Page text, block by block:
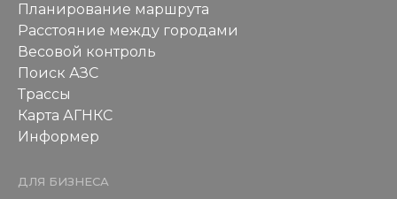
Планирование маршрута
Расстояние между городами
Весовой контроль
Поиск АЗС
Трассы
Карта АГНКС
Информер
ДЛЯ БИЗНЕСА